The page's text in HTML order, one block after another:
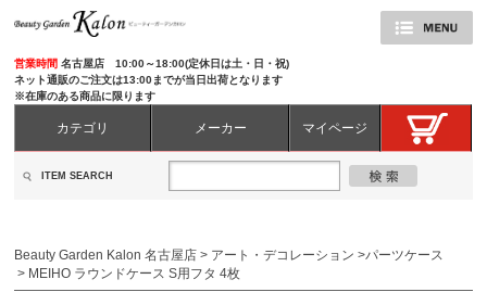
営業時間名古屋店 10:00～18:00(定休日は土・日・祝)
ネット通販のご注文は13:00までが当日出荷となります
※在庫のある商品に限ります
カテゴリ メーカー マイページ
ITEM SEARCH
Beauty Garden Kalon 名古屋店 > アート・デコレーション >パーツケース
> MEIHO ラウンドケース S用フタ 4枚